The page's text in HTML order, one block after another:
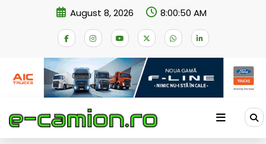
August 8, 2026 8:00:50 AM